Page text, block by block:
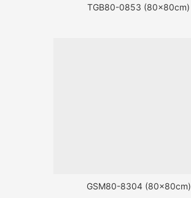
TGB80-0853 (80x80cm)
GSM80-8304 (80x80cm)